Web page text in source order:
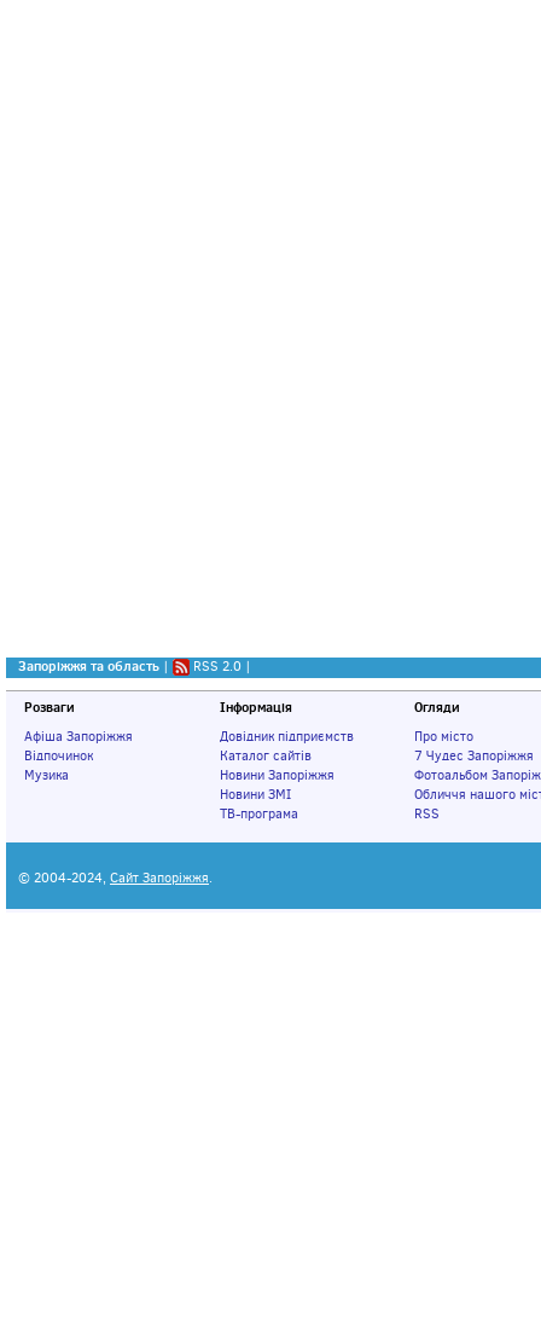
Запоріжжя та область | RSS 2.0 |
Розваги
Афіша Запоріжжя
Відпочинок
Музика
Інформація
Довідник підприємств
Каталог сайтів
Новини Запоріжжя
Новини ЗМІ
ТВ-програма
Огляди
Про місто
7 Чудес Запоріжжя
Фотоальбом
Обличчя нашого
RSS
© 2004-2024, Сайт Запоріжжя.